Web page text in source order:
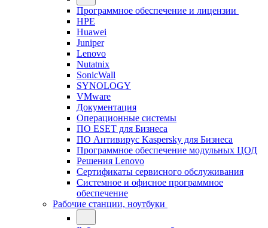
Программное обеспечение и лицензии
HPE
Huawei
Juniper
Lenovo
Nutatnix
SonicWall
SYNOLOGY
VMware
Документация
Операционные системы
ПО ESET для Бизнеса
ПО Антивирус Kaspersky для Бизнеса
Программное обеспечение модульных ЦОД
Решения Lenovo
Сертификаты сервисного обслуживания
Системное и офисное программное
обеспечение
Рабочие станции, ноутбуки